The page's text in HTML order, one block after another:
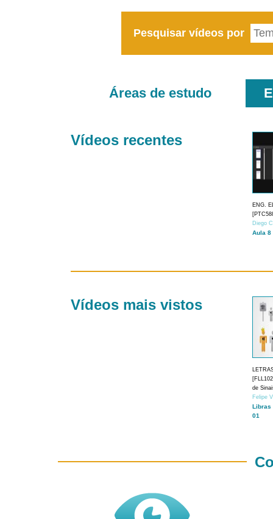
Pesquisar vídeos por
Áreas de estudo
Vídeos recentes
ENG.
Diego
Aula 8
Vídeos mais vistos
de
Felipe
Libras
01